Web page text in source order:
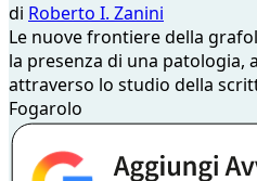
di Roberto I. Zanini
Le nuove frontiere della
la presenza di una patologia,
attraverso lo studio della
Fogarolo